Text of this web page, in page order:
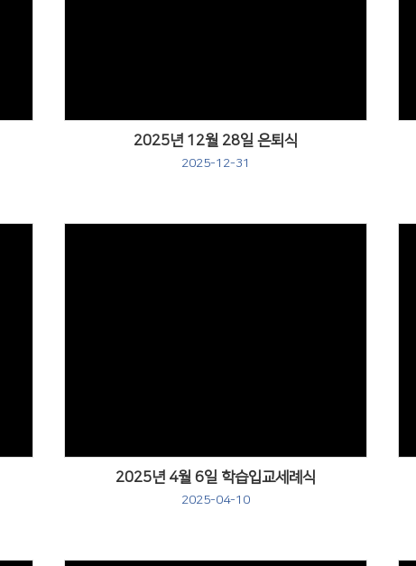
2025년 12월 28일 은퇴식
2025-12-31
2025년 4월 6일 학습입교세례식
2025-04-10